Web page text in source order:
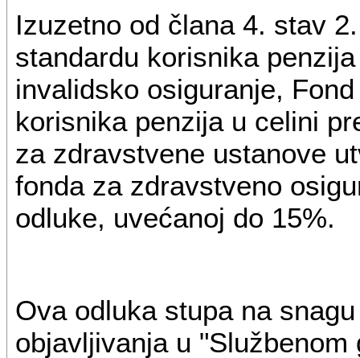
Izuzetno od člana 4. stav
standardu korisnika
invalidsko osiguranje,
korisnika penzija u celini
za zdravstvene ustanove
fonda za zdravstveno
odluke, uvećanoj do 15%.
Ova odluka stupa na
objavljivanja u